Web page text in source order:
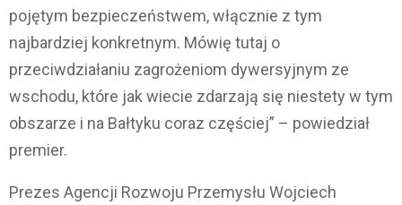
pojętym bezpieczeństwem, włącznie z tym
najbardziej konkretnym. Mówię tutaj o
przeciwdziałaniu zagrożeniom dywersyjnym ze
wschodu, które jak wiecie zdarzają się niestety w tym
obszarze i na Bałtyku coraz częściej” – powiedział
premier.
Prezes Agencji Rozwoju Przemysłu Wojciech